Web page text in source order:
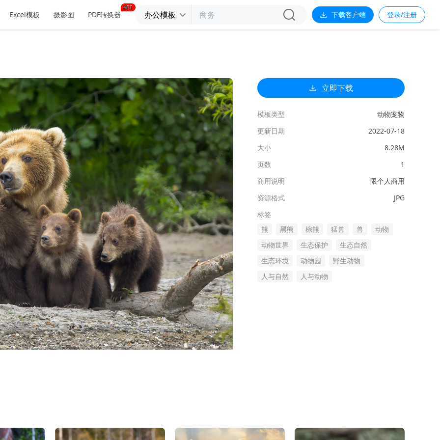
Excel模板 摄影图 PDF转换器 办公模板 下载客户端 登录/注册
立即下载
模板类型
动物宠物
更新日期
2022-07-18
大小
8.28M
页数
1
商用说明
限个人商用
资源格式
JPG
标签
熊
黑熊 棕熊 猛兽 兽
动物
动物世界
生态保护
生态自然
生态环境
动物园
野生动物
人与自然
人与动物